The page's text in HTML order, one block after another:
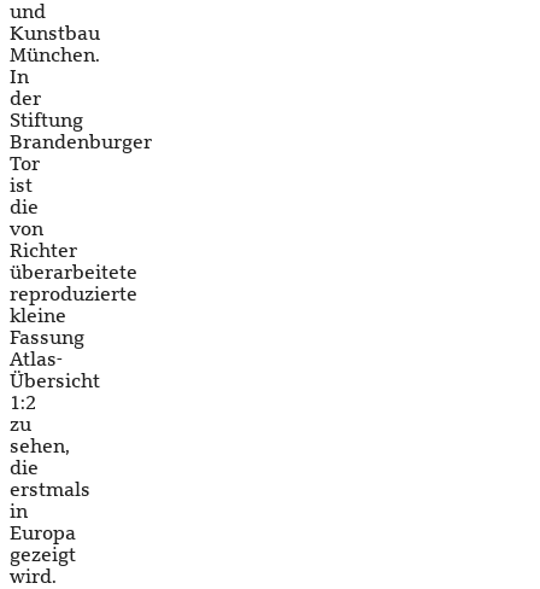
und
Kunstbau
München.
In
der
Stiftung
Brandenburger
Tor
ist
die
von
Richter
überarbeitete
reproduzierte
kleine
Fassung
Atlas-
Übersicht
1:2
zu
sehen,
die
erstmals
in
Europa
gezeigt
wird.